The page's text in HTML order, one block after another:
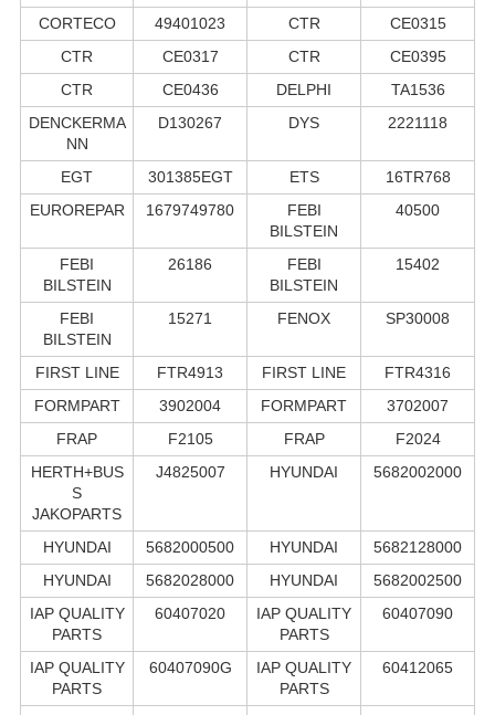
CORTECO
49401023 CTR
CE0315
CTR
CE0317 CTR
CE0395
CTR
CE0436 DELPHI
TA1536
DENCKERMA
NN
D130267 DYS 2221118
EGT 301385EGT ETS
16TR768
EUROREPAR
1679749780
FEBI
BILSTEIN
40500
FEBI
BILSTEIN
26186
FEBI
BILSTEIN
15402
FEBI
BILSTEIN
15271 FENOX SP30008
FIRST LINE FTR4913 FIRST LINE
FTR4316
FORMPART
3902004 FORMPART
3702007
FRAP
F2105 FRAP
F2024
HERTH+BUS
S
JAKOPARTS
J4825007 HYUNDAI 5682002000
HYUNDAI 5682000500 HYUNDAI
5682128000
HYUNDAI
5682028000 HYUNDAI
5682002500
IAP QUALITY
PARTS
60407020
IAP QUALITY
PARTS
60407090
IAP QUALITY
PARTS
60407090G
IAP QUALITY
PARTS
60412065